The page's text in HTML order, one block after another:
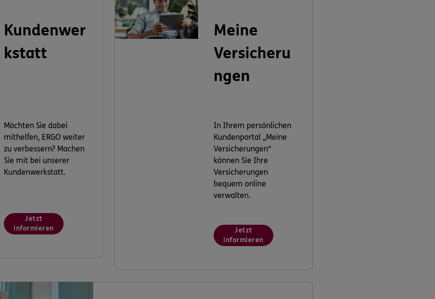
Kundenwer
kstatt
Möchten Sie dabei
mithelfen, ERGO weiter
zu verbessern? Machen
Sie mit bei unserer
Kundenwerkstatt.
Jetzt
informieren
Meine
Versicheru
ngen
In Ihrem persönlichen
Kundenportal „Meine
Versicherungen“
können Sie Ihre
Versicherungen
bequem online
verwalten.
Jetzt
informieren